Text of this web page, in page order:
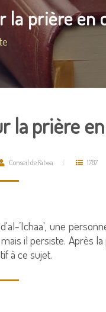
la prière en
la prière
Conseil de Fatwa 1787
’Ichaa', une
il persiste. Après
à ce sujet.